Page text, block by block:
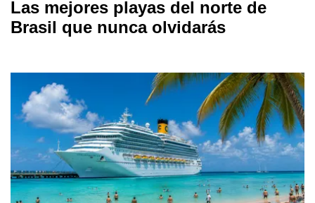
Las mejores playas del norte de
Brasil que nunca olvidarás